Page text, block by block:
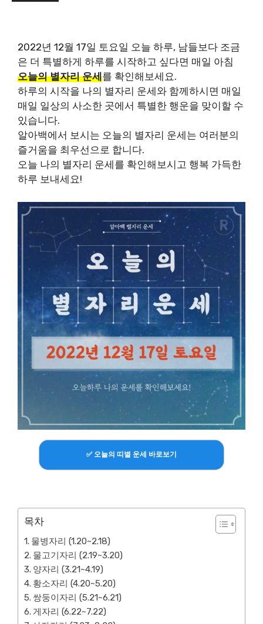
2022년 12월 17일 토요일 오늘 하루, 남들보다 조금
은 더 특별하게 하루를 시작하고 싶다면 매일 아침
오늘의 별자리 운세를 확인해보세요.
하루의 시작을 나의 별자리 운세와 함께하시면 매일
매일 일상의 사소한 곳에서 특별한 행운을 맞이할 수
있습니다.
알아백에서 보시는 오늘의 별자리 운세는 여러분의
즐거움을 최우선으로 합니다.
오늘 나의 별자리 운세를 확인해보시고 행복 가득한
하루 보내세요!
✅ 오늘의 띠별 운세 바로보기
목차
물병자리 (1.20~2.18)
물고기자리 (2.19~3.20)
양자리 (3.21~4.19)
황소자리 (4.20~5.20)
쌍둥이자리 (5.21~6.21)
게자리 (6.22~7.22)